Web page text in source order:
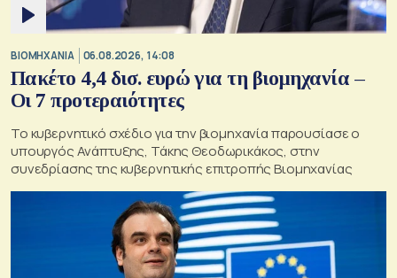
ΒΙΟΜΗΧΑΝΙΑ 06.08.2026, 14:08
Πακέτο 4,4 δισ. ευρώ για τη βιομηχανία –
Οι 7 προτεραιότητες
Το κυβερνητικό σχέδιο για την βιομηχανία παρουσίασε ο
υπουργός Ανάπτυξης, Τάκης Θεοδωρικάκος, στην
συνεδρίασης της κυβερνητικής επιτροπής Βιομηχανίας